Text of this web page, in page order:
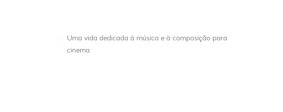
.
Uma vida dedicada à música e à composição para
cinema